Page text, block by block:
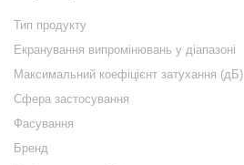
Тип продукту
Екранування випромінювань у діапазоні
Максимальний коефіцієнт затухання (дБ)
Сфера застосування
Фасування
Бренд